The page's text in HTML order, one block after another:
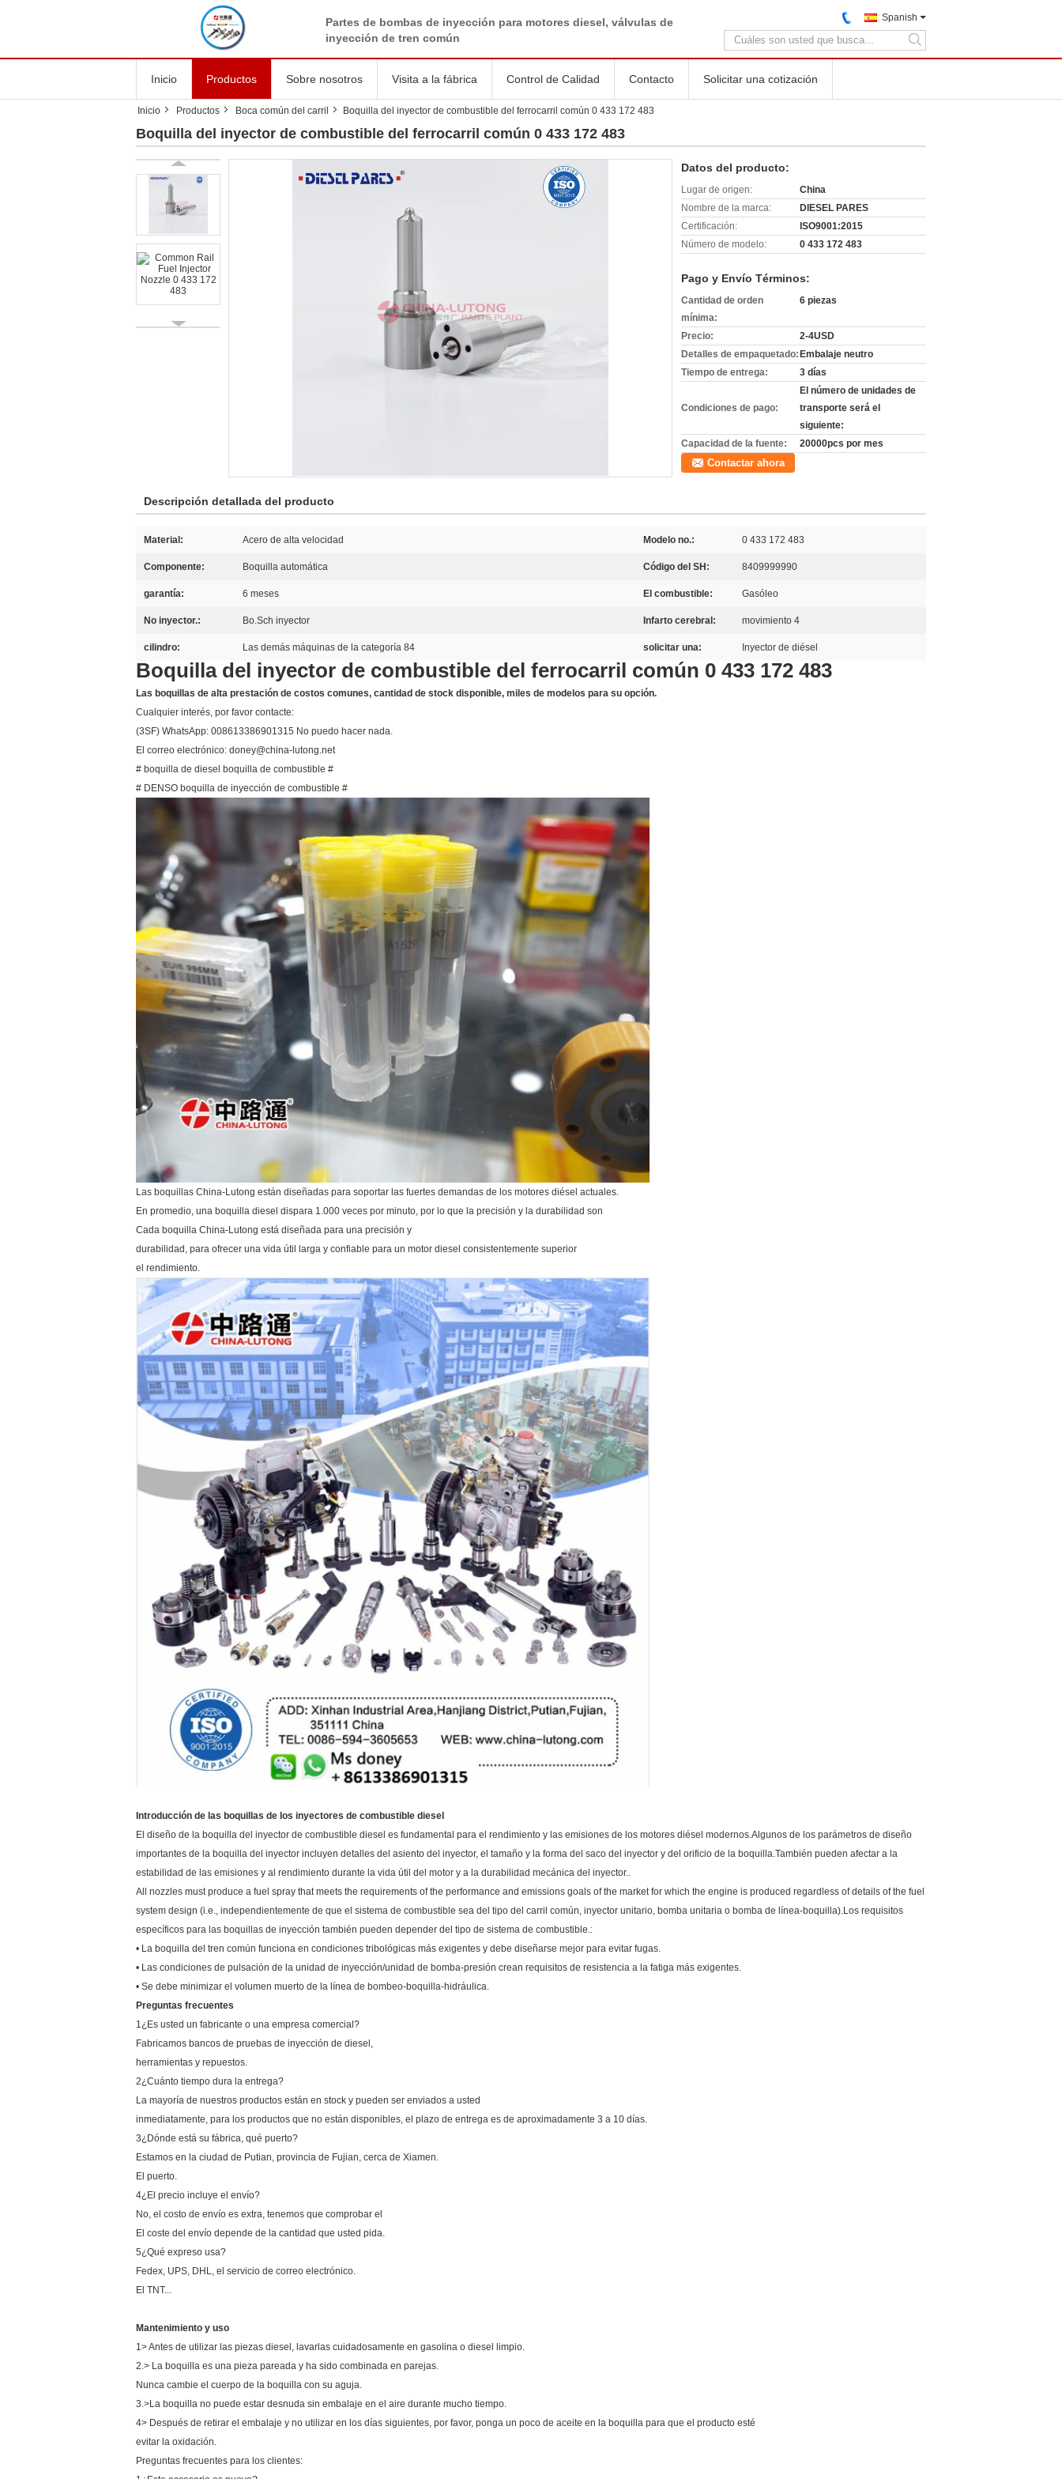
Partes de bombas de inyección para motores diesel, válvulas de
inyección de tren común
Spanish
search
Inicio Productos Sobre nosotros Visita a la fábrica Control de Calidad Contacto Solicitar una cotización
Inicio Productos Boca común del carril Boquilla del inyector de combustible del ferrocarril común 0 433 172 483
Boquilla del inyector de combustible del ferrocarril común 0 433 172 483
Datos del producto:
Lugar de origen:
China
Nombre de la marca:
DIESEL PARES
Certificación:
ISO9001:2015
Número de modelo:
0 433 172 483
Pago y Envío Términos:
Cantidad de orden
mínima:
6 piezas
Precio:
2-4USD
Detalles de empaquetado: Embalaje neutro
Tiempo de entrega:
3 días
Condiciones de pago:
El número de unidades de
transporte será el
siguiente:
Capacidad de la fuente:
20000pcs por mes
Contactar ahora
Descripción detallada del producto
Material: Acero de alta velocidad Modelo no.: 0 433 172 483
Componente: Boquilla automática Código del SH: 8409999990
garantía: 6 meses El combustible: Gasóleo
No inyector.: Bo.Sch inyector Infarto cerebral: movimiento 4
cilindro: Las demás máquinas de la categoría 84 solicitar una: Inyector de diésel
Boquilla del inyector de combustible del ferrocarril común 0 433 172 483
Las boquillas de alta prestación de costos comunes, cantidad de stock disponible, miles de modelos para su opción.
Cualquier interés, por favor contacte:
(3SF) WhatsApp: 008613386901315 No puedo hacer nada.
El correo electrónico: doney@china-lutong.net
# boquilla de diesel boquilla de combustible #
# DENSO boquilla de inyección de combustible #
Las boquillas China-Lutong están diseñadas para soportar las fuertes demandas de los motores diésel actuales.
En promedio, una boquilla diesel dispara 1.000 veces por minuto, por lo que la precisión y la durabilidad son
Cada boquilla China-Lutong está diseñada para una precisión y
durabilidad, para ofrecer una vida útil larga y confiable para un motor diesel consistentemente superior
el rendimiento.
Introducción de las boquillas de los inyectores de combustible diesel
El diseño de la boquilla del inyector de combustible diesel es fundamental para el rendimiento y las emisiones de los motores diésel modernos.Algunos de los parámetros de diseño
importantes de la boquilla del inyector incluyen detalles del asiento del inyector, el tamaño y la forma del saco del inyector y del orificio de la boquilla.También pueden afectar a la
estabilidad de las emisiones y al rendimiento durante la vida útil del motor y a la durabilidad mecánica del inyector..
All nozzles must produce a fuel spray that meets the requirements of the performance and emissions goals of the market for which the engine is produced regardless of details of the fuel
system design (i.e., independientemente de que el sistema de combustible sea del tipo del carril común, inyector unitario, bomba unitaria o bomba de línea-boquilla).Los requisitos
específicos para las boquillas de inyección también pueden depender del tipo de sistema de combustible.:
• La boquilla del tren común funciona en condiciones tribológicas más exigentes y debe diseñarse mejor para evitar fugas.
• Las condiciones de pulsación de la unidad de inyección/unidad de bomba-presión crean requisitos de resistencia a la fatiga más exigentes.
• Se debe minimizar el volumen muerto de la línea de bombeo-boquilla-hidráulica.
Preguntas frecuentes
1¿Es usted un fabricante o una empresa comercial?
Fabricamos bancos de pruebas de inyección de diesel,
herramientas y repuestos.
2¿Cuánto tiempo dura la entrega?
La mayoría de nuestros productos están en stock y pueden ser enviados a usted
inmediatamente, para los productos que no están disponibles, el plazo de entrega es de aproximadamente 3 a 10 días.
3¿Dónde está su fábrica, qué puerto?
Estamos en la ciudad de Putian, provincia de Fujian, cerca de Xiamen.
El puerto.
4¿El precio incluye el envío?
No, el costo de envío es extra, tenemos que comprobar el
El coste del envío depende de la cantidad que usted pida.
5¿Qué expreso usa?
Fedex, UPS, DHL, el servicio de correo electrónico.
El TNT...
Mantenimiento y uso
1> Antes de utilizar las piezas diesel, lavarlas cuidadosamente en gasolina o diesel limpio.
2.> La boquilla es una pieza pareada y ha sido combinada en parejas.
Nunca cambie el cuerpo de la boquilla con su aguja.
3.>La boquilla no puede estar desnuda sin embalaje en el aire durante mucho tiempo.
4> Después de retirar el embalaje y no utilizar en los días siguientes, por favor, ponga un poco de aceite en la boquilla para que el producto esté
evitar la oxidación.
Preguntas frecuentes para los clientes: